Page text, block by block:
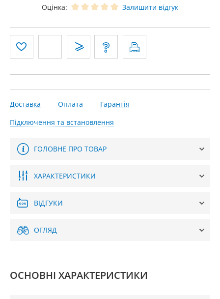
Оцінка: Залишити відгук
Доставка Оплата
Гарантія
Підключення та встановлення
ГОЛОВНЕ ПРО ТОВАР
ХАРАКТЕРИСТИКИ
ВІДГУКИ
ОГЛЯД
ОСНОВНІ ХАРАКТЕРИСТИКИ